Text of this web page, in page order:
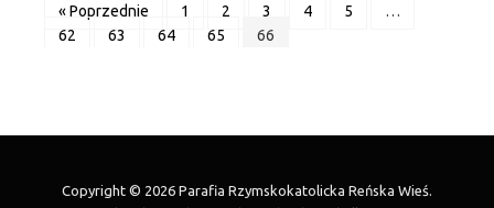
« Poprzednie 1 2 3 4 5
…
62
63 64 65 66
Copyright © 2026 Parafia Rzymskokatolicka Reńska Wieś.